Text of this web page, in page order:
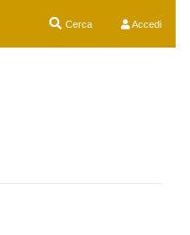
Accedi
Cerca